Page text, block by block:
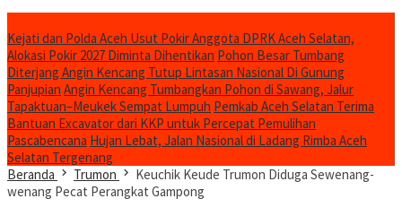
Kejati dan Polda Aceh Usut Pokir Anggota DPRK Aceh Selatan,
Alokasi Pokir 2027 Diminta Dihentikan Pohon Besar Tumbang
Diterjang Angin Kencang Tutup Lintasan Nasional Di Gunung
Panjupian Angin Kencang Tumbangkan Pohon di Sawang, Jalur
Tapaktuan–Meukek Sempat Lumpuh Pemkab Aceh Selatan Terima
Bantuan Excavator dari KKP untuk Percepat Pemulihan
Pascabencana Hujan Lebat, Jalan Nasional di Ladang Rimba Aceh
Selatan Tergenang
Beranda
Trumon
Keuchik Keude Trumon Diduga Sewenang-
wenang Pecat Perangkat Gampong